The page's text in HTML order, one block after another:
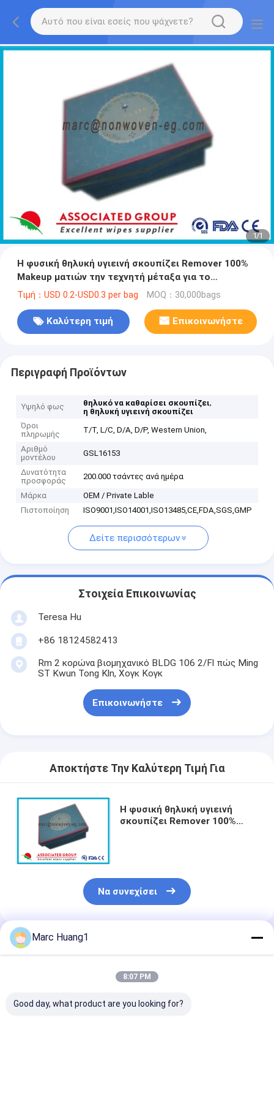
1/1
Η φυσική θηλυκή υγιεινή σκουπίζει Remover 100%
Makeup ματιών την τεχνητή μέταξα για το
ευαίσθητο δέρμα
Τιμή：USD 0.2-USD0.3 per bag MOQ：30,000bags
Καλύτερη τιμή Επικοινωνήστε
Περιγραφή Προϊόντων
Υψηλό φως θηλυκό να καθαρίσει σκουπίζει,
η θηλυκή υγιεινή σκουπίζει
Όροι
πληρωμής
T/T, L/C, D/A, D/P, Western Union,
Αριθμό
μοντέλου
GSL16153
Δυνατότητα
προσφοράς
200.000 τσάντες ανά ημέρα
Μάρκα
OEM / Private Lable
Πιστοποίηση
ISO9001,ISO14001,ISO13485,CE,FDA,SGS,GMP
Δείτε περισσότερων
Στοιχεία Επικοινωνίας
Teresa Hu
+86 18124582413
Rm 2 κορώνα βιομηχανικό BLDG 106 2/Fl πώς Ming
ST Kwun Tong Kln, Χογκ Κογκ
Επικοινωνήστε
Αποκτήστε Την Καλύτερη Τιμή Για
Η φυσική θηλυκή υγιεινή
σκουπίζει Remover 100%
Να συνεχίσει
Συνιστώμενα Προϊόντα
Marc Huang1
8:07 PM
Good day, what product are you looking for?